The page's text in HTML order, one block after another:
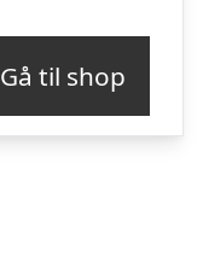
Gå til shop